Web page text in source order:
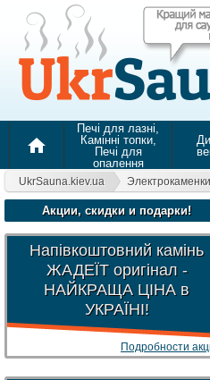
home
Печі для лазні,
Камінні топки,
Печі для
опалення
UkrSauna.kiev.ua
Акции, скидки и подарки!
Напівкоштовний камінь
ЖАДЕЇТ оригінал -
НАЙКРАЩА ЦІНА в
УКРАЇНІ!
Подробности